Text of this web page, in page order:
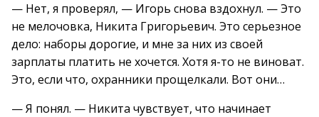
— Нет, я проверял, — Игорь снова вздохнул. — Это
не мелочовка, Никита Григорьевич. Это серьезное
дело: наборы дорогие, и мне за них из своей
зарплаты платить не хочется. Хотя я-то не виноват.
Это, если что, охранники прощелкали. Вот они…
— Я понял. — Никита чувствует, что начинает